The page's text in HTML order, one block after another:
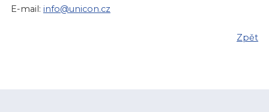
E-mail: info@unicon.cz
Zpět